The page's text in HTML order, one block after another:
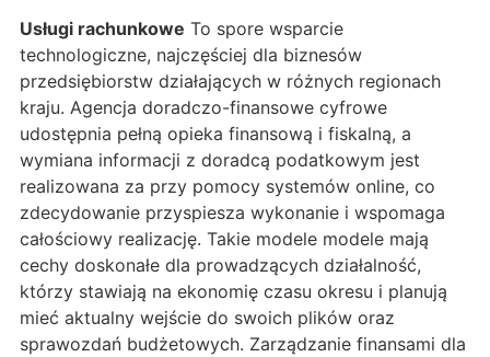
Usługi rachunkowe To spore wsparcie
technologiczne, najczęściej dla biznesów
przedsiębiorstw działających w różnych regionach
kraju. Agencja doradczo-finansowe cyfrowe
udostępnia pełną opieka finansową i fiskalną, a
wymiana informacji z doradcą podatkowym jest
realizowana za przy pomocy systemów online, co
zdecydowanie przyspiesza wykonanie i wspomaga
całościowy realizację. Takie modele modele mają
cechy doskonałe dla prowadzących działalność,
którzy stawiają na ekonomię czasu okresu i planują
mieć aktualny wejście do swoich plików oraz
sprawozdań budżetowych. Zarządzanie finansami dla